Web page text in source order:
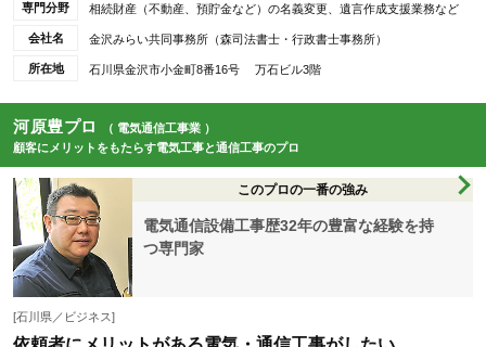
専門分野 相続財産（不動産、預貯金など）の名義変更、遺言作成支援業務など
会社名 金沢みらい共同事務所（森司法書士・行政書士事務所）
所在地 石川県金沢市小金町8番16号 万石ビル3階
河原豊プロ
（ 電気通信工事業 ）
顧客にメリットをもたらす電気工事と通信工事のプロ
このプロの一番の強み
電気通信設備工事歴32年の豊富な経験を持
つ専門家
[石川県／ビジネス]